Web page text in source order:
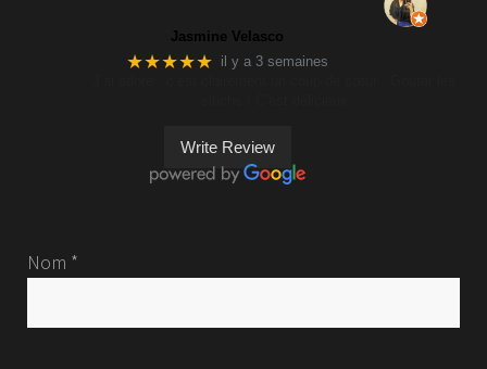
Jasmine Velasco
★★★★★ il y a 3 semaines
Write Review
Nom *